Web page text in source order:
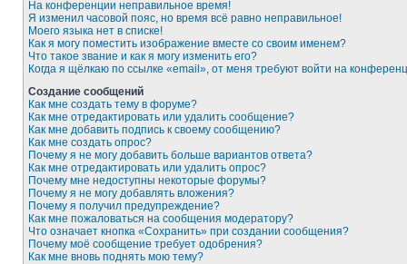
На конференции неправильное время!
Я изменил часовой пояс, но время всё равно неправильное!
Моего языка нет в списке!
Как я могу поместить изображение вместе со своим именем?
Что такое звание и как я могу изменить его?
Когда я щёлкаю по ссылке «email», от меня требуют войти на
Создание сообщений
Как мне создать тему в форуме?
Как мне отредактировать или удалить сообщение?
Как мне добавить подпись к своему сообщению?
Как мне создать опрос?
Почему я не могу добавить больше вариантов ответа?
Как мне отредактировать или удалить опрос?
Почему мне недоступны некоторые форумы?
Почему я не могу добавлять вложения?
Почему я получил предупреждение?
Как мне пожаловаться на сообщения модератору?
Что означает кнопка «Сохранить» при создании сообщения?
Почему моё сообщение требует одобрения?
Как мне вновь поднять мою тему?